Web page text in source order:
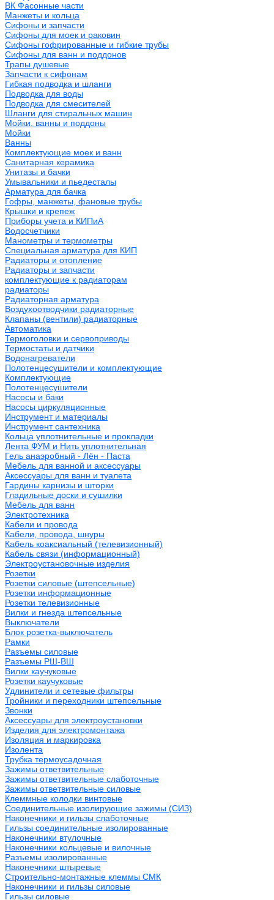
ВК Фасонные части
Манжеты и кольца
Сифоны и запчасти
Сифоны для моек и раковин
Сифоны гофрированные и гибкие трубы
Сифоны для ванн и поддонов
Трапы душевые
Запчасти к сифонам
Гибкая подводка и шланги
Подводка для воды
Подводка для смесителей
Шланги для стиральных машин
Мойки, ванны и поддоны
Мойки
Ванны
Комплектующие моек и ванн
Санитарная керамика
Унитазы и бачки
Умывальники и пьедесталы
Арматура для бачка
Гофры, манжеты, фановые трубы
Крышки и крепеж
Приборы учета и КИПиА
Водосчетчики
Манометры и термометры
Специальная арматура для КИП
Радиаторы и отопление
Радиаторы и запчасти
комплектующие к радиаторам
радиаторы
Радиаторная арматура
Воздухоотводчики радиаторные
Клапаны (вентили) радиаторные
Автоматика
Термоголовки и сервоприводы
Термостаты и датчики
Водонагреватели
Полотенцесушители и комплектующие
Комплектующие
Полотенцесушители
Насосы и баки
Насосы циркуляционные
Инструмент и материалы
Инструмент сантехника
Кольца уплотнительные и прокладки
Лента ФУМ и Нить уплотнительная
Гель анаэробный - Лён - Паста
Мебель для ванной и аксессуары
Аксессуары для ванн и туалета
Гардины карнизы и шторки
Гладильные доски и сушилки
Мебель для ванн
Электротехника
Кабели и провода
Кабели, провода, шнуры
Кабель коаксиальный (телевизионный)
Кабель связи (информационный)
Электроустановочные изделия
Розетки
Розетки силовые (штепсельные)
Розетки информационные
Розетки телевизионные
Вилки и гнезда штепсельные
Выключатели
Блок розетка-выключатель
Рамки
Разъемы силовые
Разъемы РШ-ВШ
Вилки каучуковые
Розетки каучуковые
Удлинители и сетевые фильтры
Тройники и переходники штепсельные
Звонки
Аксессуары для электроустановки
Изделия для электромонтажа
Изоляция и маркировка
Изолента
Трубка термоусадочная
Зажимы ответвительные
Зажимы ответвительные слаботочные
Зажимы ответвительные силовые
Клеммные колодки винтовые
Соединительные изолирующие зажимы (СИЗ)
Наконечники и гильзы слаботочные
Гильзы соединительные изолированные
Наконечники втулочные
Наконечники кольцевые и вилочные
Разъемы изолированные
Наконечники штыревые
Строительно-монтажные клеммы СМК
Наконечники и гильзы силовые
Гильзы силовые